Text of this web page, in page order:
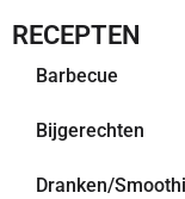
RECEPTEN
Barbecue
Bijgerechten
Dranken/